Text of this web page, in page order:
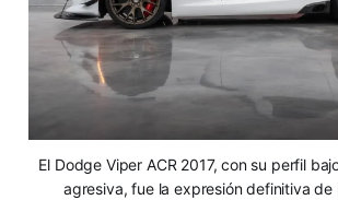
El Dodge Viper ACR 2017, con su perfil
agresiva, fue la expresión definitiva